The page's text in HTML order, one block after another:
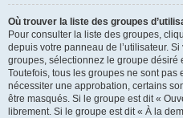
Où trouver la liste des groupes
Pour consulter la liste des groupes,
depuis votre panneau de l’utilisateur.
groupes, sélectionnez le groupe désiré
Toutefois, tous les groupes ne sont
nécessiter une approbation, certains
être masqués. Si le groupe est dit «
librement. Si le groupe est dit « À la